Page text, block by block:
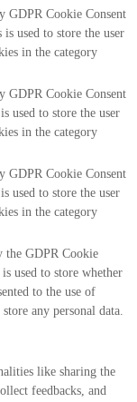
GDPR Cookie Consent
used to store the user
in the category
GDPR Cookie Consent
used to store the user
in the category
GDPR Cookie Consent
used to store the user
in the category
the GDPR Cookie
used to store whether
to the use of
any personal data.
like sharing the
feedbacks, and